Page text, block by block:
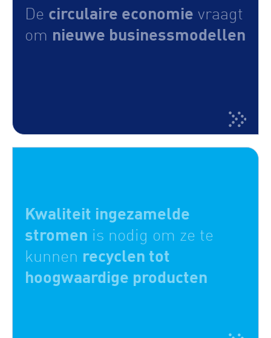
De circulaire economie vraagt
om nieuwe businessmodellen
Kwaliteit ingezamelde
stromen is nodig om ze te
kunnen recyclen tot
hoogwaardige producten